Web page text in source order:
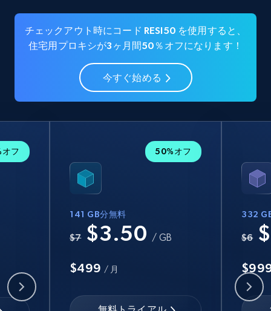
チェックアウト時にコード RESI50 を使用すると、
住宅用プロキシが3ヶ月間50％オフになります！
今すぐ始める
フ 50%オフ
141 GB分無料
$7 $3.50 / GB
$499 / 月
332
$6